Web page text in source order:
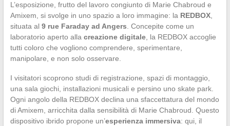
L’esposizione, frutto del lavoro congiunto di Marie Chabroud e
Amixem, si svolge in uno spazio a loro immagine: la REDBOX,
situata al 9 rue Faraday ad Angers . Concepite come un
laboratorio aperto alla creazione digitale, la REDBOX accoglie
tutti coloro che vogliono comprendere, sperimentare,
manipolare, e non solo osservare.
I visitatori scoprono studi di registrazione, spazi di montaggio,
una sala giochi, installazioni musicali e persino uno skate park.
Ogni angolo della REDBOX declina una sfaccettatura del mondo
di Amixem, arricchita dalla sensibilità di Marie Chabroud. Questo
dispositivo ibrido propone un’esperienza immersiva: qui, il